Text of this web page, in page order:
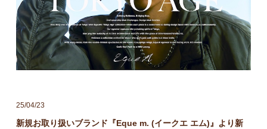
25/04/23
新規お取り扱いブランド『Eque m. (イークエ エム)』より新